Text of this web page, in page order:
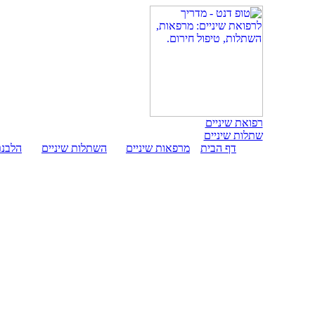
רפואת שיניים
שתלות שיניים
דף הבית
מרפאות שיניים השתלות שיניים